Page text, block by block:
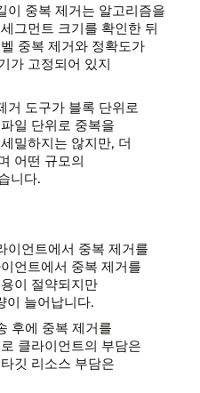
이 중복 제거는 알고리즘을
그먼트 크기를 확인한 뒤
중복 제거와 정확도가
가 고정되어 있지
거 도구가 블록 단위로
일 단위로 중복을
밀하지는 않지만, 더
어떤 규모의
니다.
이언트에서 중복 제거를
언트에서 중복 제거를
이 절약되지만
이 늘어납니다.
후에 중복 제거를
클라이언트의 부담은
깃 리소스 부담은